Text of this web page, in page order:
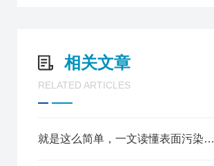
相关文章
RELATED ARTICLES
就是这么简单，一文读懂表面污染检测仪